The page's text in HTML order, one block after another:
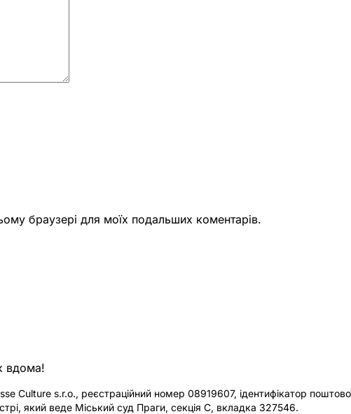
браузері для моїх подальших коментарів.
вдома!
Culture s.r.o., реєстраційний номер 08919607, ідентифікатор
який веде Міський суд Праги, секція C, вкладка 327546.